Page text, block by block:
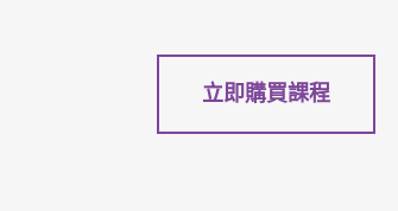
立即購買課程